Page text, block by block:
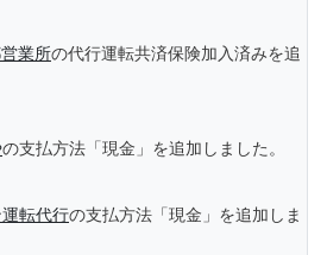
業所の代行運転共済保険加入済みを追
の支払方法「現金」を追加しました。
転代行の支払方法「現金」を追加しま